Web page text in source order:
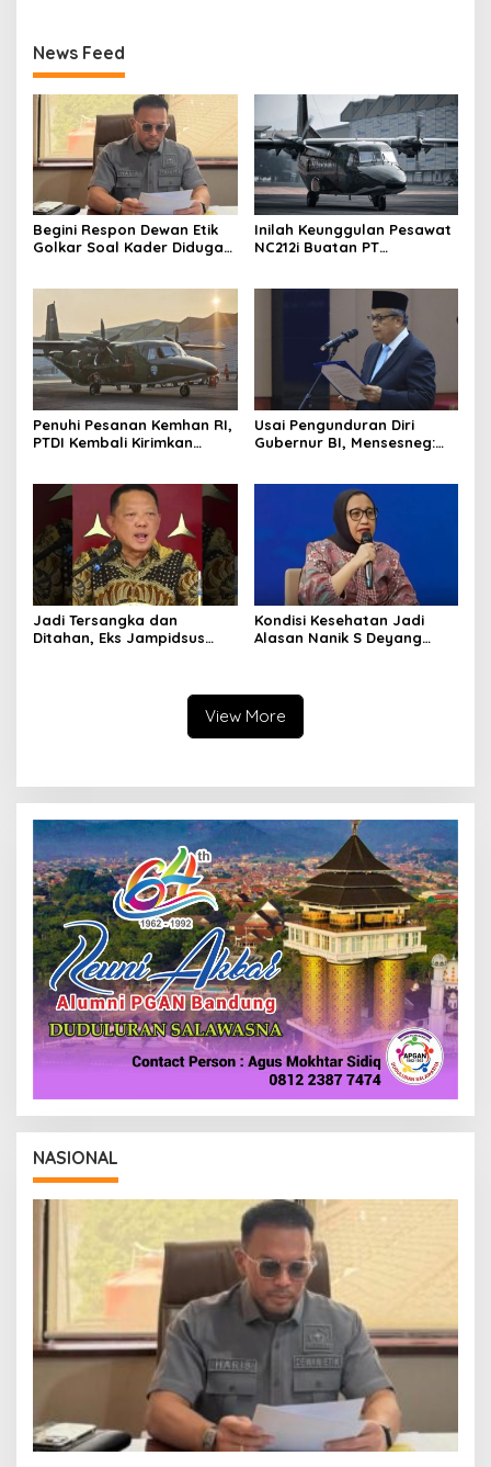
News Feed
Begini Respon Dewan Etik
Golkar Soal Kader Diduga
Inilah Keunggulan Pesawat
NC212i Buatan PT
Penuhi Pesanan Kemhan RI,
PTDI Kembali Kirimkan
Usai Pengunduran Diri
Gubernur BI, Mensesneg:
Jadi Tersangka dan
Ditahan, Eks Jampidsus
Kondisi Kesehatan Jadi
Alasan Nanik S Deyang
View More
NASIONAL